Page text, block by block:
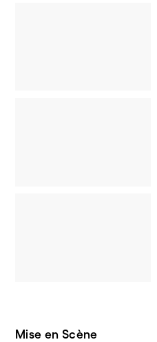
Mise en Scène